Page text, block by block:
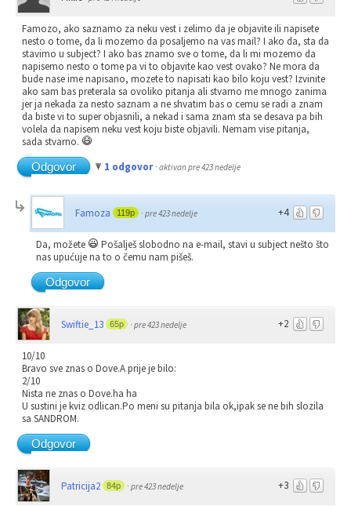
Famozo, ako saznamo za neku vest i zelimo da je objavite ili napisete
nesto o tome, da li mozemo da posaljemo na vas mail? I ako da, sta da
stavimo u subject? I ako bas znamo sve o tome, da li mi mozemo da
napisemo nesto o tome pa vi to objavite kao vest ovako? Ne mora da
bude nase ime napisano, mozete to napisati kao bilo koju vest? Izvinite
ako sam bas preterala sa ovoliko pitanja ali stvarno me mnogo zanima
jer ja nekada za nesto saznam a ne shvatim bas o cemu se radi a znam
da biste vi to super objasnili, a nekad i sama znam sta se desava pa bih
volela da napisem neku vest koju biste objavili. Nemam vise pitanja,
sada stvarno.
Odgovor
1 odgovor · aktivan pre 423 nedelje
+4
Famoza 119p · pre 423 nedelje
Da, možete
Pošalješ slobodno na e-mail, stavi u subject nešto što
nas upućuje na to o čemu nam pišeš.
Odgovor
+2
Swiftie_13 65p · pre 423 nedelje
10/10
Bravo sve znas o Dove.A prije je bilo:
2/10
Nista ne znas o Dove.ha ha
U sustini je kviz odlican.Po meni su pitanja bila ok,ipak se ne bih slozila
sa SANDROM.
Odgovor
+3
Patricija2 84p · pre 423 nedelje